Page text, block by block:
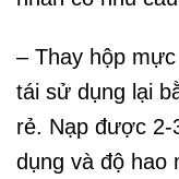
– Thay hộp
tái sử dụng lại
rẻ. Nạp được 2-
dụng và độ hao